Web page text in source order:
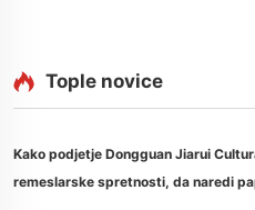
Tople novice
Kako podjetje Dongguan Jiarui
remeslarske spretnosti, da naredi